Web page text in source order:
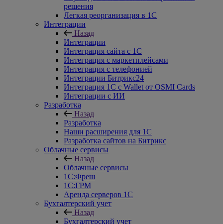
решения
Легкая реорганизация в 1С
Интеграции
Назад
Интеграции
Интеграция сайта с 1С
Интеграция с маркетплейсами
Интеграция с телефонией
Интеграции Битрикс24
Интеграция 1С с Wallet от OSMI Cards
Интеграции с ИИ
Разработка
Назад
Разработка
Наши расширения для 1С
Разработка сайтов на Битрикс
Облачные сервисы
Назад
Облачные сервисы
1С:Фреш
1С:ГРМ
Аренда серверов 1С
Бухгалтерский учет
Назад
Бухгалтерский учет